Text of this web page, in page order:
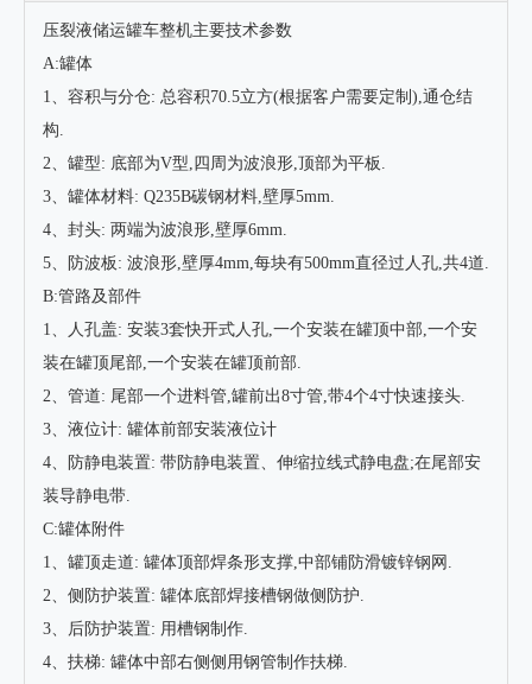
压裂液储运罐车整机主要技术参数
A:罐体
1、容积与分仓: 总容积70.5立方(根据客户需要定制),通仓结
构.
2、罐型: 底部为V型,四周为波浪形,顶部为平板.
3、罐体材料: Q235B碳钢材料,壁厚5mm.
4、封头: 两端为波浪形,壁厚6mm.
5、防波板: 波浪形,壁厚4mm,每块有500mm直径过人孔,共4道.
B:管路及部件
1、人孔盖: 安装3套快开式人孔,一个安装在罐顶中部,一个安
装在罐顶尾部,一个安装在罐顶前部.
2、管道: 尾部一个进料管,罐前出8寸管,带4个4寸快速接头.
3、液位计: 罐体前部安装液位计
4、防静电装置: 带防静电装置、伸缩拉线式静电盘;在尾部安
装导静电带.
C:罐体附件
1、罐顶走道: 罐体顶部焊条形支撑,中部铺防滑镀锌钢网.
2、侧防护装置: 罐体底部焊接槽钢做侧防护.
3、后防护装置: 用槽钢制作.
4、扶梯: 罐体中部右侧侧用钢管制作扶梯.